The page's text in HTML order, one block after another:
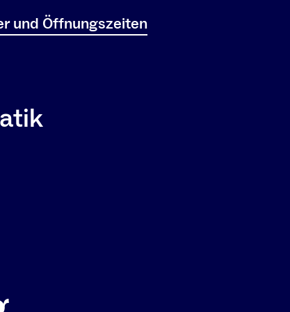
und Öffnungszeiten